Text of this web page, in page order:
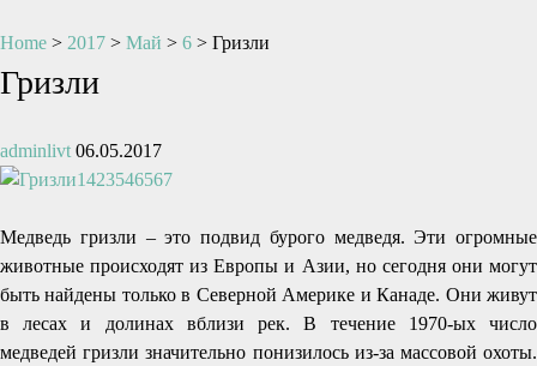
Home > 2017 > Май > 6 > Гризли
Гризли
adminlivt 06.05.2017
Медведь гризли – это подвид бурого медведя. Эти огромные
животные происходят из Европы и Азии, но сегодня они могут
быть найдены только в Северной Америке и Канаде. Они живут
в лесах и долинах вблизи рек. В течение 1970-ых число
медведей гризли значительно понизилось из-за массовой охоты.